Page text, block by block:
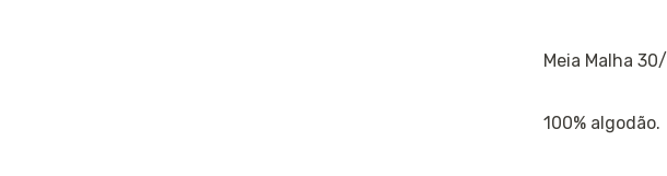
Meia Malha 30/
100% algodão.